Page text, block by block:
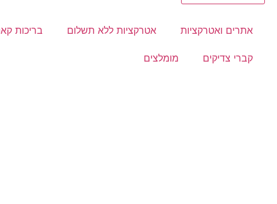
אתרים ואטרקציות אטרקציות ללא תשלום בריכות
קברי צדיקים מומלצים